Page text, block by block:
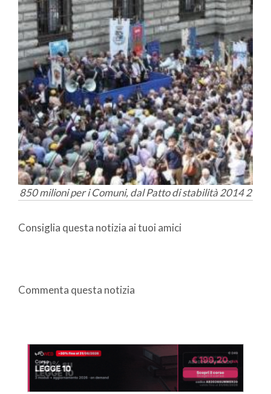
850 milioni per i Comuni, dal Patto di stabilità 2014 2
Consiglia questa notizia ai tuoi amici
Commenta questa notizia